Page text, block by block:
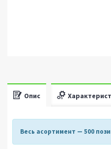
Опис
Весь асортимент — 500